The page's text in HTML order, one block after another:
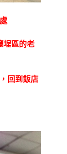
埕區的老
回到飯店